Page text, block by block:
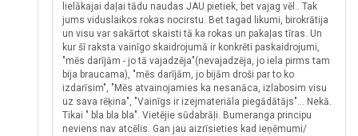
lielākajai daļai tādu naudas JAU pietiek, bet vajag vēl.. Tak
jums viduslaikos rokas nocirstu. Bet tagad likumi, birokrātija
un visu var sakārtot skaisti tā ka rokas un pakaļas tīras. Un
kur šī raksta vainīgo skaidrojumā ir konkrēti paskaidrojumi,
"mēs darījām - jo tā vajadzēja"(nevajadzēja, jo iela pirms tam
bija braucama), "mēs darījām, jo bijām droši par to ko
izdarīsim", "Mēs atvainojamies ka nesanāca, izlabosim visu
uz sava rēķina", "Vainīgs ir izejmateriāla piegādātājs"... Nekā.
Tikai " bla bla bla". Vietējie sūdabrāļi. Bumeranga principu
neviens nav atcēlis. Gan jau aizrīsieties kad ieņēmumi/